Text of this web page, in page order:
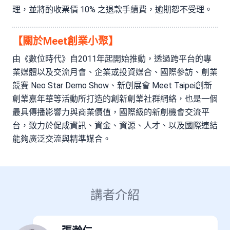
理，並將酌收票價 10% 之退款手續費，逾期恕不受理。
【關於Meet創業小聚】
由《數位時代》自2011年起開始推動，透過跨平台的專
業媒體以及交流月會、企業或投資媒合、國際參訪、創業
競賽 Neo Star Demo Show、新創展會 Meet Taipei創新
創業嘉年華等活動所打造的創新創業社群網絡，也是一個
最具傳播影響力與商業價值，國際級的新創機會交流平
台，致力於促成資訊、資金、資源、人才、以及國際連結
能夠廣泛交流與精準媒合。
講者介紹